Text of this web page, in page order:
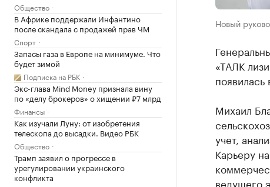
Общество
В Африке поддержали Инфантино
после скандала с продажей прав ЧМ
Спорт
Запасы газа в Европе на минимуме. Что
будет зимой
Подписка на РБК
Экс-глава Mind Money признала вину
по «делу брокеров» о хищении ₽7 млрд
Финансы
Как изучали Луну: от изобретения
телескопа до высадки. Видео РБК
Общество
Трамп заявил о прогрессе в
урегулировании украинского
конфликта
Новый
«ТАЛК
появилась
Михаил
учет,
Карьеру
ведущего